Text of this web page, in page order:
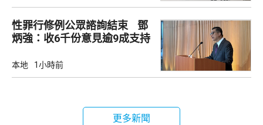
性罪行修例公眾諮詢結束 鄧
炳強：收6千份意見逾9成支持
本地 1小時前
更多新聞